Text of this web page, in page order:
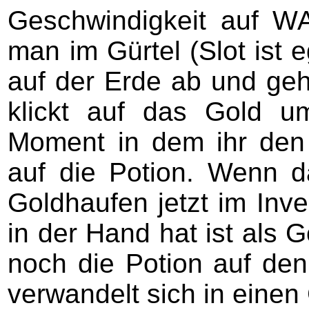
Geschwindigkeit auf
man im Gürtel (Slot ist
auf der Erde ab und
klickt auf das Gold
Moment in dem ihr
auf die Potion. Wenn
Goldhaufen jetzt im
in der Hand hat ist als
noch die Potion auf
verwandelt sich in einen